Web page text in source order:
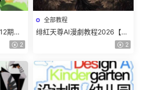
期角
視
2
全部教程
绯紅天尊AI漫劇教程2026【畫
2